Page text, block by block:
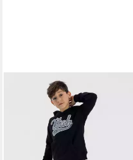
Chinohose Chino-
Hose (3y-14y)
ab 25,11 € 27,90 €